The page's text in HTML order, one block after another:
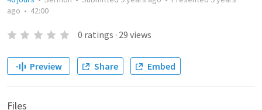
ago • 42:00
0 ratings · 29 views
Preview Share Embed
Files